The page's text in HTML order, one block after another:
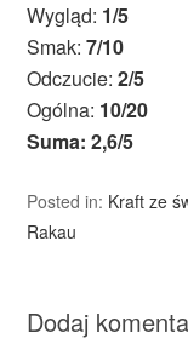
Wygląd: 1/5
Smak:7/10
Odczucie:2/5
Ogólna: 10/20
Suma: 2,6/5
Posted in: Kraft ze
Rakau
Dodaj